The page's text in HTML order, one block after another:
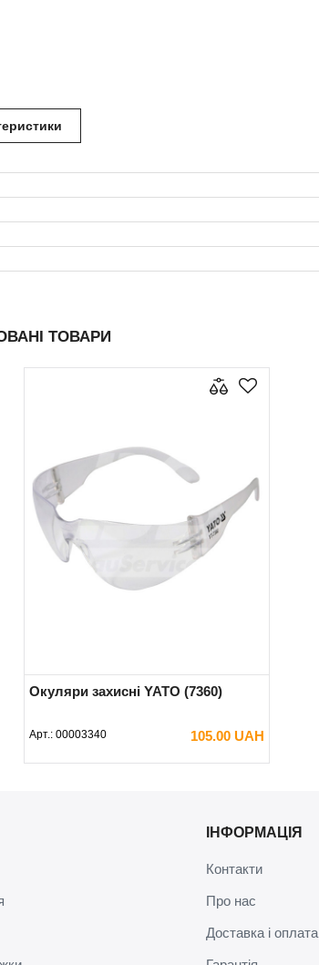
ТОВАРИ
Окуляри захисні YATO (7360)
Арт.: 00003340 105.00 UAH
В КОШИК
ІНФОРМАЦІЯ
Контакти
Про нас
Доставка і оплата